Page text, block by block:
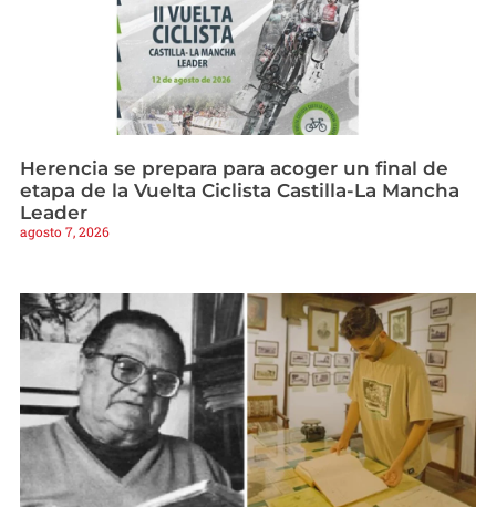
Herencia se prepara para acoger un final de
etapa de la Vuelta Ciclista Castilla-La Mancha
Leader
agosto 7, 2026